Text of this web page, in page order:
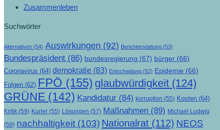
Zusammenleben
Suchwörter
Alternativen (54) Auswirkungen (92) Berichterstattung (53)
Bundespräsident (86) bundesregierung (67) bürger (66)
Coronavirus (64) demokratie (83) Entscheidung (52) Epidemie (66)
Folgen (62) FPÖ (155) glaubwürdigkeit (124)
GRÜNE (142) Kandidatur (84) korruption (55) Kosten (64)
Kritik (59) Kurier (55) Lösungen (57) Maßnahmen (89) Michael Ludwig
(59) nachhaltigkeit (103) Nationalrat (112) NEOS